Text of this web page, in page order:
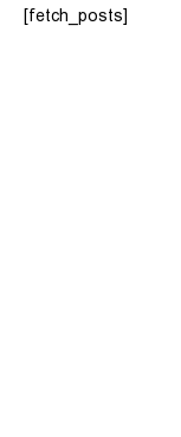
[fetch_posts]